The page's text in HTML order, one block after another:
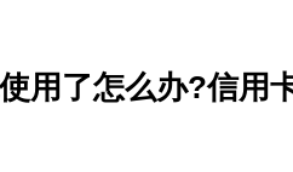
用了怎么办?信用